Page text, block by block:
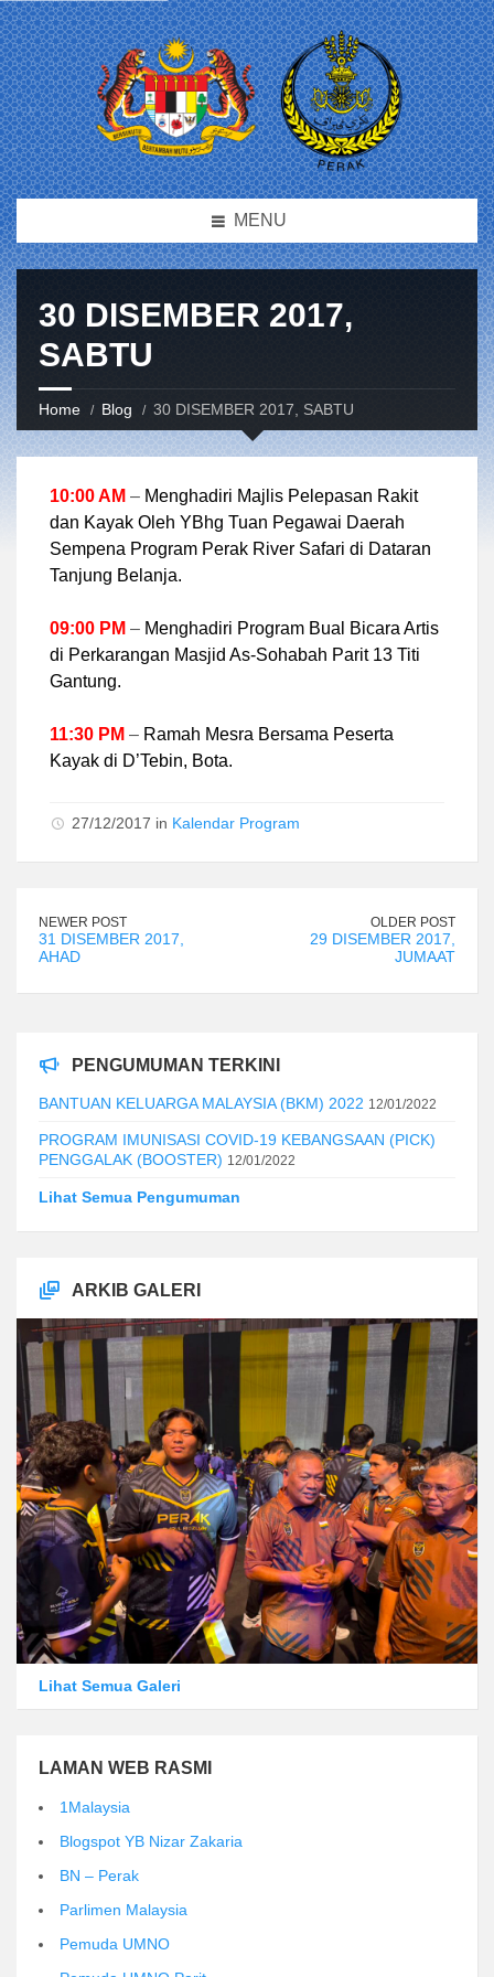
MENU
30 DISEMBER 2017,
SABTU
Home Blog 30 DISEMBER 2017, SABTU
10:00 AM – Menghadiri Majlis Pelepasan Rakit
dan Kayak Oleh YBhg Tuan Pegawai Daerah
Sempena Program Perak River Safari di Dataran
Tanjung Belanja.
09:00 PM – Menghadiri Program Bual Bicara Artis
di Perkarangan Masjid As-Sohabah Parit 13 Titi
Gantung.
11:30 PM – Ramah Mesra Bersama Peserta
Kayak di D’Tebin, Bota.
27/12/2017 in Kalendar Program
NEWER POST
31 DISEMBER 2017,
AHAD
OLDER POST
29 DISEMBER 2017,
JUMAAT
PENGUMUMAN TERKINI
BANTUAN KELUARGA MALAYSIA (BKM) 2022 12/01/2022
PROGRAM IMUNISASI COVID-19 KEBANGSAAN (PICK)
PENGGALAK (BOOSTER) 12/01/2022
Lihat Semua Pengumuman
ARKIB GALERI
Lihat Semua Galeri
LAMAN WEB RASMI
1Malaysia
Blogspot YB Nizar Zakaria
BN – Perak
Parlimen Malaysia
Pemuda UMNO